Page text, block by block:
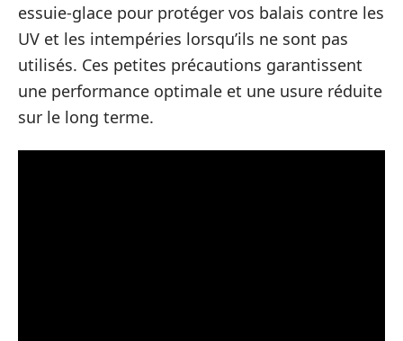
essuie-glace pour protéger vos balais contre les
UV et les intempéries lorsqu’ils ne sont pas
utilisés. Ces petites précautions garantissent
une performance optimale et une usure réduite
sur le long terme.